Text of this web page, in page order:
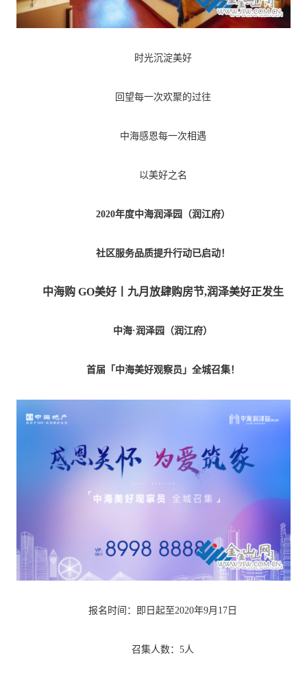
时光沉淀美好
回望每一次欢聚的过往
中海感恩每一次相遇
以美好之名
2020年度中海润泽园（润江府）
社区服务品质提升行动已启动！
中海购GO美好丨九月放肆购房节,润泽美好正发生
中海·润泽园（润江府）
首届「中海美好观察员」全城召集！
报名时间：即日起至2020年9月17日
召集人数：5人